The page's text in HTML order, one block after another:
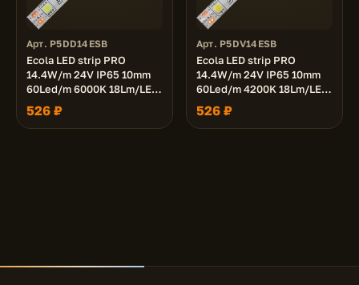
Арт. P5DD14ESB
Ecola LED strip PRO
14.4W/m 24V IP65 10mm
60Led/m 6000K 18Lm/LED
1080Lm/m светодиодная
лента на катушке 5м.
526 ₽
Арт. P5DV14ESB
Ecola LED strip PRO
14.4W/m 24V IP65 10mm
60Led/m 4200K 18Lm/LED
1080Lm/m светодиодная
лента на катушке 5м.
526 ₽